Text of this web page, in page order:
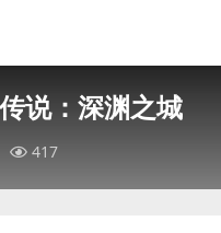
说：深渊之城
417